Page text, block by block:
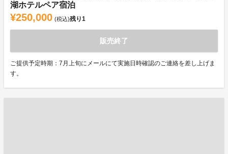
湖ホテルペア宿泊
¥250,000 (税込)残り1
販売終了
ご提供予定時期：7月上旬にメールにて実施日時確認のご連絡を差し上げま
す。